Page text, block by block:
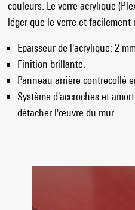
couleurs. Le verre acrylique
léger que le verre et facilement
Epaisseur de l'acrylique: 2
Finition brillante.
Panneau arrière contrecollé
Système d'accroches et
détacher l'œuvre du mur.